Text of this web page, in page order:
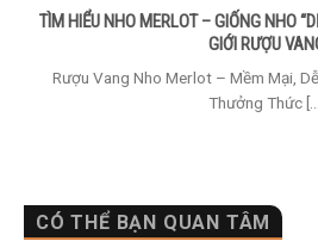
CÓ THỂ BẠN QUAN TÂM
TÌM HIỂU NHO MERLOT – GIỐNG NHO
GIỚI RƯỢU
Rượu Vang Nho Merlot – Mềm Mại,
Thưởng Thức